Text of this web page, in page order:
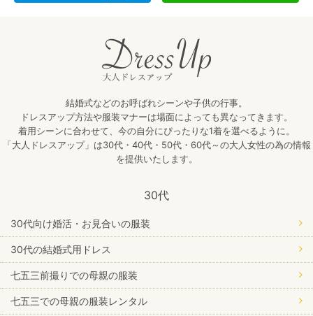
結婚式などのお呼ばれシーンや子供の行事。
ドレスアップ方法や服装マナーは場面によっても異なってきます。
着用シーンに合わせて、今の自分にぴったりな1着を選べるように。
「大人ドレスアップ」は30代・40代・50代・60代～の大人女性の為の情報
を提供いたします。
30代
30代向け婚活・お見合いの服装
30代の結婚式用ドレス
七五三前撮りでの母親の服装
七五三での母親の服装レンタル